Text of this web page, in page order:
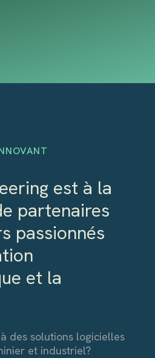
est à la
partenaires
passionnés
et la
des solutions logicielles
et industriel?